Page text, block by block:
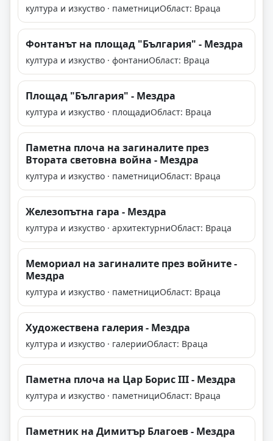
култура и изкуство · паметнициОбласт: Враца
Фонтанът на площад "България" - Мездра
култура и изкуство · фонтаниОбласт: Враца
Площад "България" - Мездра
култура и изкуство · площадиОбласт: Враца
Паметна плоча на загиналите през
Втората световна война - Мездра
култура и изкуство · паметнициОбласт: Враца
Железопътна гара - Мездра
култура и изкуство · архитектурниОбласт: Враца
Мемориал на загиналите през войните -
Мездра
култура и изкуство · паметнициОбласт: Враца
Художествена галерия - Мездра
култура и изкуство · галерииОбласт: Враца
Паметна плоча на Цар Борис III - Мездра
култура и изкуство · паметнициОбласт: Враца
Паметник на Димитър Благоев - Мездра